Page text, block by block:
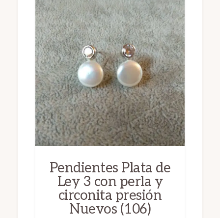
Pendientes Plata de
Ley 3 con perla y
circonita presión
Nuevos (106)